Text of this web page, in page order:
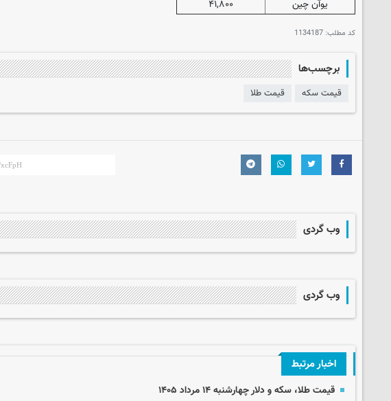
یوآن چین
۴۱,۸۰۰
کد مطلب: 1134187
برچسب‌ها
قیمت سکه قیمت طلا
وب گردی
وب گردی
اخبار مرتبط
قیمت طلا، سکه و دلار چهارشنبه ۱۴ مرداد ۱۴۰۵